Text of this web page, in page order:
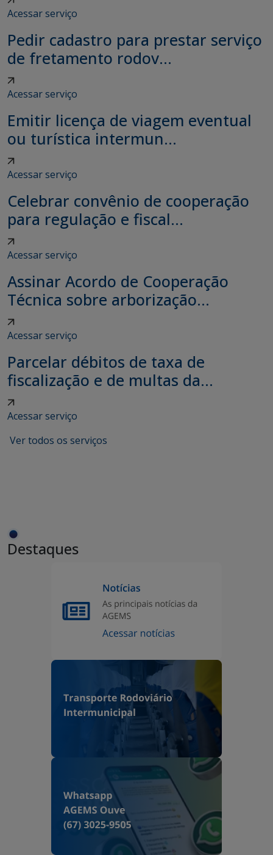
Acessar serviço
Pedir cadastro para prestar serviço
de fretamento rodov...
Acessar serviço
Emitir licença de viagem eventual
ou turística intermun...
Acessar serviço
Celebrar convênio de cooperação
para regulação e fiscal...
Acessar serviço
Assinar Acordo de Cooperação
Técnica sobre arborização...
Acessar serviço
Parcelar débitos de taxa de
fiscalização e de multas da...
Acessar serviço
Ver todos os serviços
Destaques